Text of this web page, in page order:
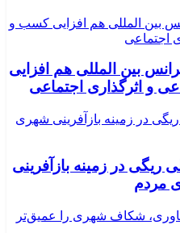
بین المللی هم افزایی
و اثرگذاری اجتماعی
ریگی در زمینه بازآفرینی
مردم